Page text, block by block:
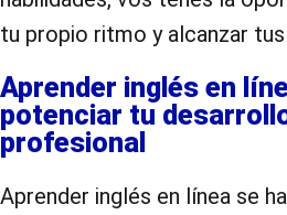
tu propio ritmo y alcanzar
Aprender inglés en
potenciar tu
profesional
Aprender inglés en línea se